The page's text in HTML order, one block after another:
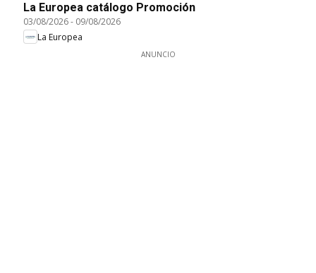
La Europea catálogo Promoción
03/08/2026- 09/08/2026
La Europea
ANUNCIO